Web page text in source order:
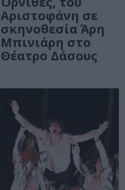
Αριστοφάνη σε
σκηνοθεσία Άρη
Μπινιάρη στο
Θέατρο Δάσους